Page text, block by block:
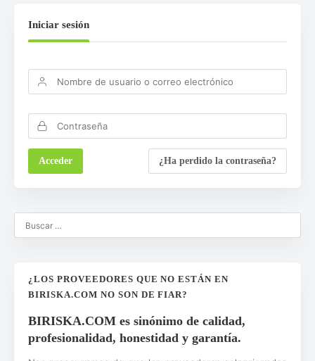
Iniciar sesión
¿Ha perdido la contraseña?
¿LOS PROVEEDORES QUE NO ESTÁN EN
BIRISKA.COM NO SON DE FIAR?
BIRISKA.COM es sinónimo de calidad,
profesionalidad, honestidad y garantía.